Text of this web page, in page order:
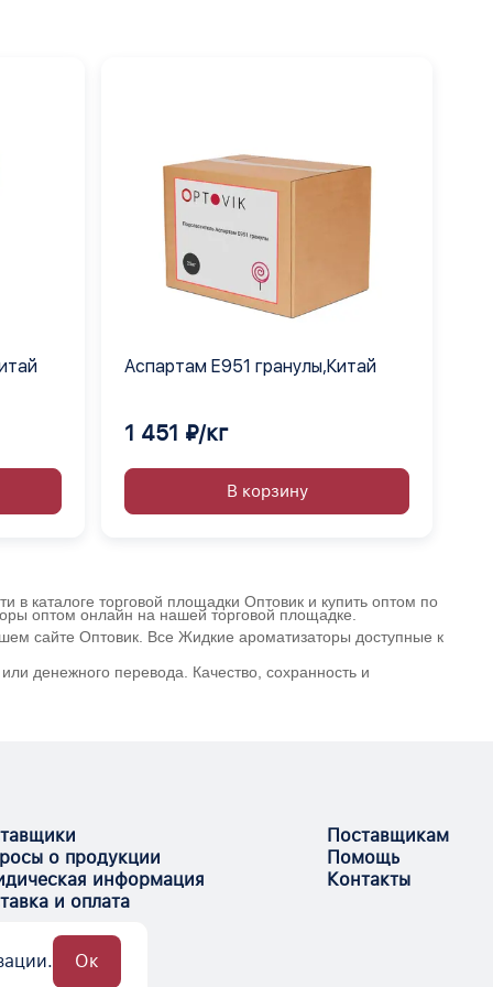
Аспартам Е951 гранулы,Китай
1 451 ₽/кг
В корзину
в каталоге торговой площадки Оптовик и купить оптом по
оптом онлайн на нашей торговой площадке.
сайте Оптовик. Все Жидкие ароматизаторы доступные к
денежного перевода. Качество, сохранность и
о продукции
информация
и оплата
Поставщикам
Помощь
Контакты
Ок